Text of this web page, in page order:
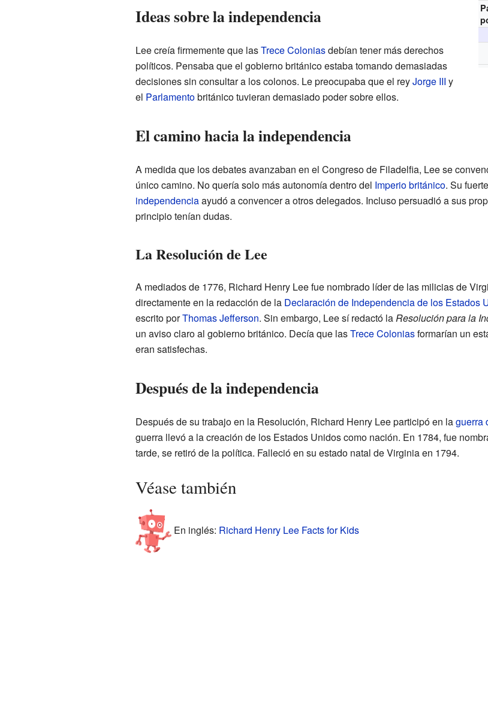
Ideas sobre la independencia
Lee creía firmemente que lasTrece Coloniasdebían tener más derechos
políticos. Pensaba que el gobierno británico estaba tomando demasiadas
decisiones sin consultar a los colonos. Le preocupaba que el reyJorge III y
el Parlamentobritánico tuvieran demasiado poder sobre ellos.
El camino hacia la independencia
A medida que los debates avanzaban en el Congreso de Filadelfia, Lee se
único camino. No quería solo más autonomía dentro del Imperio británico. Su
independenciaayudó a convencer a otros delegados. Incluso persuadió a sus
principio tenían dudas.
La Resolución de Lee
A mediados de 1776, Richard Henry Lee fue nombrado líder de las milicias de
directamente en la redacción de la Declaración de Independencia de los Estados
escrito porThomas Jefferson. Sin embargo, Lee sí redactó laResolución para la
un aviso claro al gobierno británico. Decía que lasTrece Coloniasformarían un
eran satisfechas.
Después de la independencia
Después de su trabajo en la Resolución, Richard Henry Lee participó en laguerra
guerra llevó a la creación de los Estados Unidos como nación. En 1784, fue
tarde, se retiró de la política. Falleció en su estado natal de Virginia en 1794.
Véase también
En inglés: Richard Henry Lee Facts for Kids